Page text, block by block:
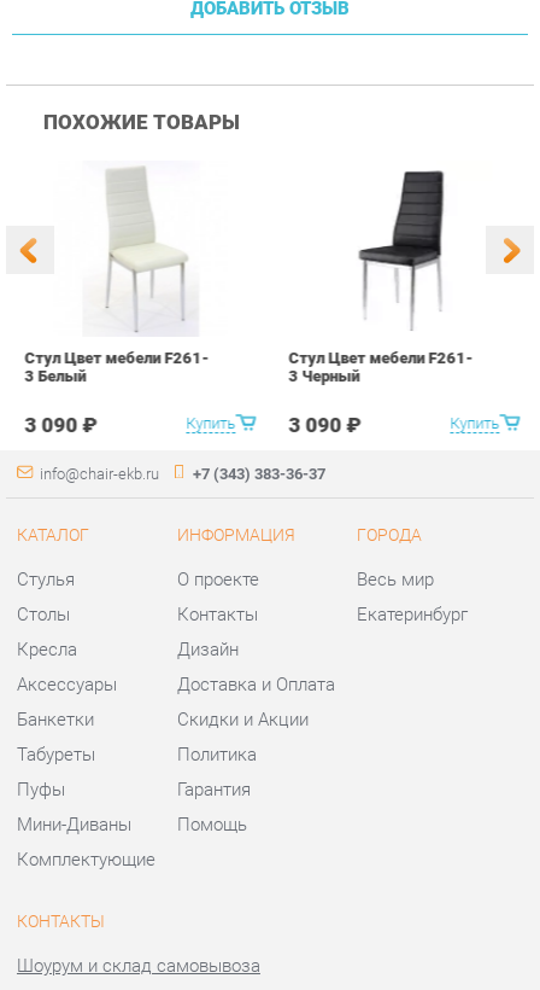
Купить
3 090 ₽ Купить
Стул Цвет мебели F261-
info@chair-ekb.ru
КАТАЛОГ
Столы
Кресла
Аксессуары
Банкетки
Табуреты
ИНФОРМАЦИЯ
Контакты
Дизайн
Доставка и Оплата
Скидки и Акции
Политика
ГОРОДА
Екатеринбург
КОНТАКТЫ
Шоурум и склад самовывоза
Адрес: г. Екатеринбург,
ул.Металлургов, 84
Телефон: +7 (343) 383-36-37
Отправить сообщение